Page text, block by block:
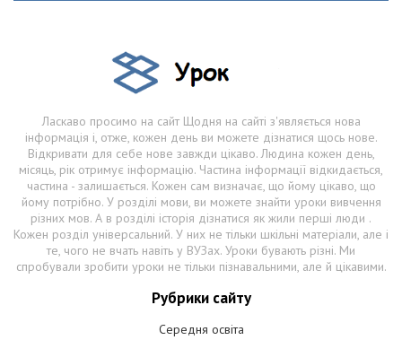
Ласкаво просимо на сайт Щодня на сайті з'являється нова
інформація і, отже, кожен день ви можете дізнатися щось нове.
Відкривати для себе нове завжди цікаво. Людина кожен день,
місяць, рік отримує інформацію. Частина інформації відкидається,
частина - залишається. Кожен сам визначає, що йому цікаво, що
йому потрібно. У розділі мови, ви можете знайти уроки вивчення
різних мов. А в розділі історія дізнатися як жили перші люди .
Кожен розділ універсальний. У них не тільки шкільні матеріали, але і
те, чого не вчать навіть у ВУЗах. Уроки бувають різні. Ми
спробували зробити уроки не тільки пізнавальними, але й цікавими.
Рубрики сайту
Середня освіта